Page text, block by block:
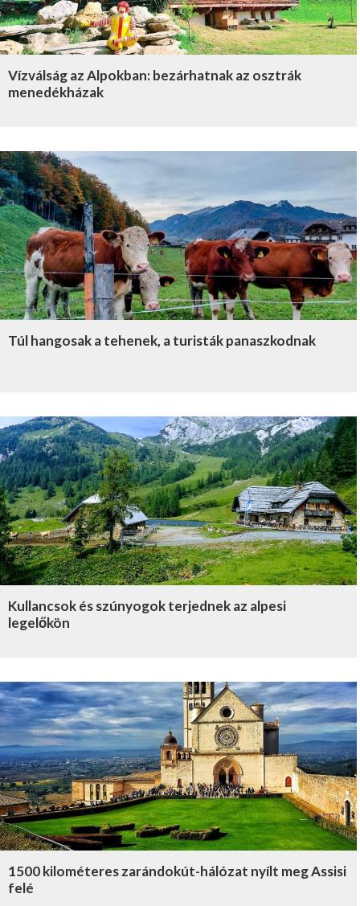
Vízválság az Alpokban: bezárhatnak az osztrák
menedékházak
Túl hangosak a tehenek, a turisták panaszkodnak
Kullancsok és szúnyogok terjednek az alpesi
legelőkön
1500 kilométeres zarándokút-hálózat nyílt meg Assisi
felé